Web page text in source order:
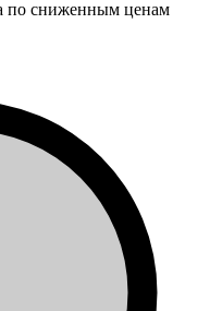
по сниженным ценам